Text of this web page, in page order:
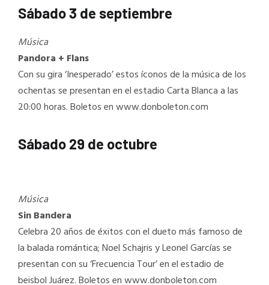
Sábado 3 de septiembre
Música
Pandora + Flans
Con su gira ‘Inesperado’ estos íconos de la música de los
ochentas se presentan en el estadio Carta Blanca a las
20:00 horas. Boletos en www.donboleton.com
Sábado 29 de octubre
Música
Sin Bandera
Celebra 20 años de éxitos con el dueto más famoso de
la balada romántica; Noel Schajris y Leonel Garcías se
presentan con su ‘Frecuencia Tour’ en el estadio de
beisbol Juárez. Boletos en www.donboleton.com